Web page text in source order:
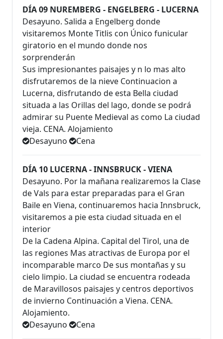
DÍA 09 NUREMBERG - ENGELBERG - LUCERNA
Desayuno. Salida a Engelberg donde
visitaremos Monte Titlis con Único funicular
giratorio en el mundo donde nos
sorprenderán
Sus impresionantes paisajes y n lo mas alto
disfrutaremos de la nieve Continuacion a
Lucerna, disfrutando de esta Bella ciudad
situada a las Orillas del lago, donde se podrá
admirar su Puente Medieval as como La ciudad
vieja. CENA. Alojamiento
Desayuno
Cena
DÍA 10 LUCERNA - INNSBRUCK - VIENA
Desayuno. Por la mañana realizaremos la Clase
de Vals para estar preparadas para el Gran
Baile en Viena, continuaremos hacia Innsbruck,
visitaremos a pie esta ciudad situada en el
interior
De la Cadena Alpina. Capital del Tirol, una de
las regiones Mas atractivas de Europa por el
incomparable marco De sus montañas y su
cielo limpio. La ciudad se encuentra rodeada
de Maravillosos paisajes y centros deportivos
de invierno Continuación a Viena. CENA.
Alojamiento.
Desayuno
Cena